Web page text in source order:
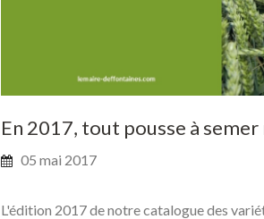
En 2017, tout pousse à semer
05 mai 2017
L'édition 2017 de notre catalogue des